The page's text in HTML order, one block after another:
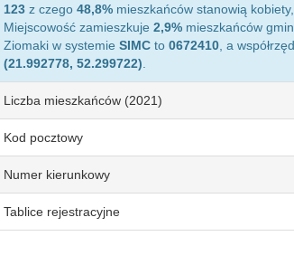
123 z czego 48,8% mieszkańców stanowią
Miejscowość zamieszkuje 2,9% mieszkańców
Ziomaki w systemie SIMC to 0672410 , a
(21.992778, 52.299722)
Liczba mieszkańców (2021)
Kod pocztowy
Numer kierunkowy
Tablice rejestracyjne